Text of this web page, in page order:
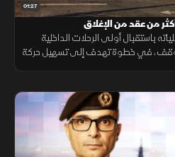
01:27
من عقد من الإغلاق
باستقبال أولى الرحلات الداخلية
في خطوة تهدف إلى تسهيل حركة